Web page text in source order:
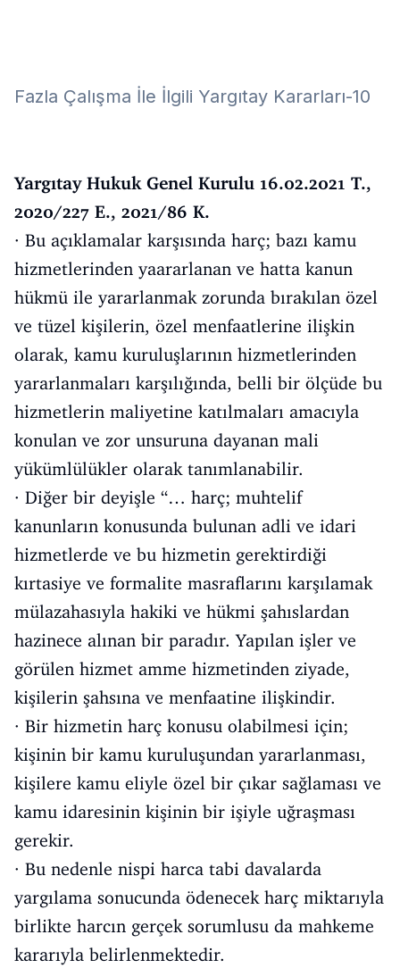
Fazla Çalışma İle İlgili Yargıtay Kararları-10
Yargıtay Hukuk Genel Kurulu 16.02.2021 T.,
2020/227 E., 2021/86 K.
· Bu açıklamalar karşısında harç; bazı kamu
hizmetlerinden yaararlanan ve hatta kanun
hükmü ile yararlanmak zorunda bırakılan özel
ve tüzel kişilerin, özel menfaatlerine ilişkin
olarak, kamu kuruluşlarının hizmetlerinden
yararlanmaları karşılığında, belli bir ölçüde bu
hizmetlerin maliyetine katılmaları amacıyla
konulan ve zor unsuruna dayanan mali
yükümlülükler olarak tanımlanabilir.
· Diğer bir deyişle “… harç; muhtelif
kanunların konusunda bulunan adli ve idari
hizmetlerde ve bu hizmetin gerektirdiği
kırtasiye ve formalite masraflarını karşılamak
mülazahasıyla hakiki ve hükmi şahıslardan
hazinece alınan bir paradır. Yapılan işler ve
görülen hizmet amme hizmetinden ziyade,
kişilerin şahsına ve menfaatine ilişkindir.
· Bir hizmetin harç konusu olabilmesi için;
kişinin bir kamu kuruluşundan yararlanması,
kişilere kamu eliyle özel bir çıkar sağlaması ve
kamu idaresinin kişinin bir işiyle uğraşması
gerekir.
· Bu nedenle nispi harca tabi davalarda
yargılama sonucunda ödenecek harç miktarıyla
birlikte harcın gerçek sorumlusu da mahkeme
kararıyla belirlenmektedir.